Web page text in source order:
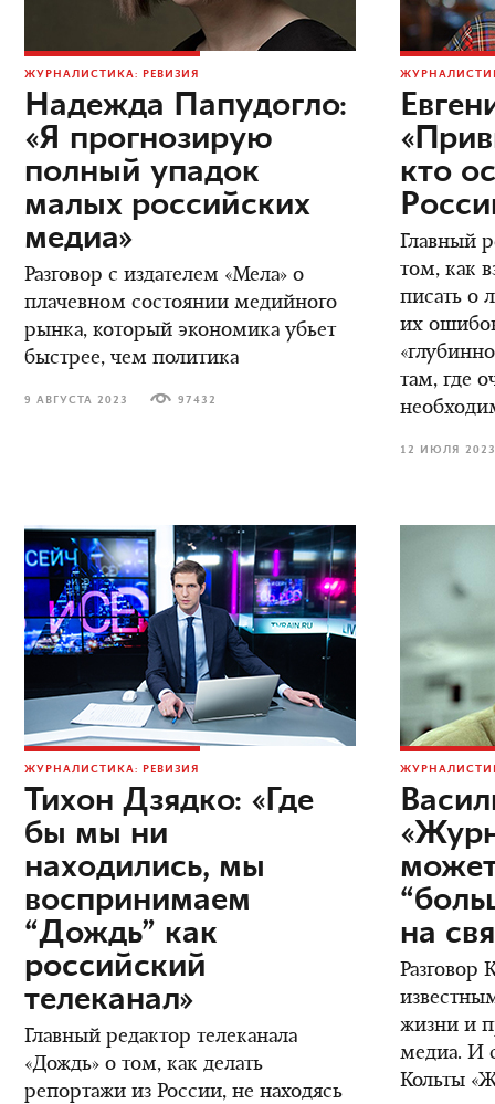
ЖУРНАЛИСТИКА: РЕВИЗИЯ
Надежда Папудогло:
«Я прогнозирую
полный упадок
малых российских
медиа»
Разговор с издателем «Мела» о
плачевном состоянии медийного
рынка, который экономика убьет
быстрее, чем политика
9 АВГУСТА 2023 97432
кто
Главный
том, как
писать о
их
там, где
12 ИЮЛЯ 2023
ЖУРНАЛИСТИКА: РЕВИЗИЯ
Тихон Дзядко: «Где
бы мы ни
находились, мы
воспринимаем
“Дождь” как
российский
телеканал»
Главный редактор телеканала
«Дождь» о том, как делать
репортажи из России, не находясь
на
Разговор
жизни и
медиа. И
Кольты